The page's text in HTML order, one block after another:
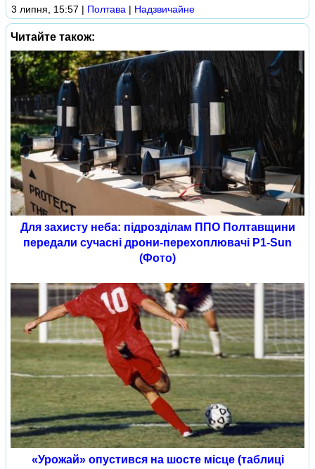
3 липня, 15:57 | Полтава | Надзвичайне
Читайте також:
Для захисту неба: підрозділам ППО Полтавщини
передали сучасні дрони-перехоплювачі P1-Sun
(Фото)
«Урожай» опустився на шосте місце (таблиці